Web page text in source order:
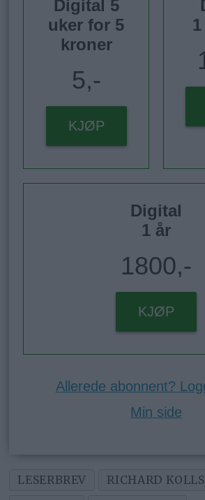
Digital 5
uker for 5
kroner
5,-
KJØP
Digital
1 år
1800,-
KJØP
Allerede abonnent?
Min side
LESERBREV
RICHARD